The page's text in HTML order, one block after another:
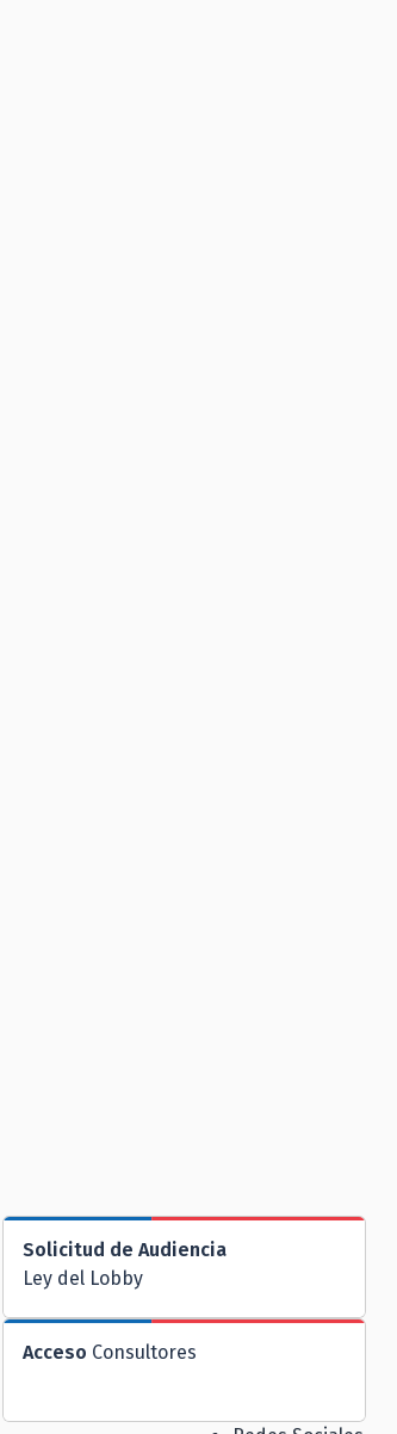
Solicitud de Audiencia
Ley del Lobby
Acceso Consultores